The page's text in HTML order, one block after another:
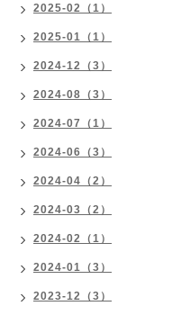
2025-02（1）
2025-01（1）
2024-12（3）
2024-08（3）
2024-07（1）
2024-06（3）
2024-04（2）
2024-03（2）
2024-02（1）
2024-01（3）
2023-12（3）